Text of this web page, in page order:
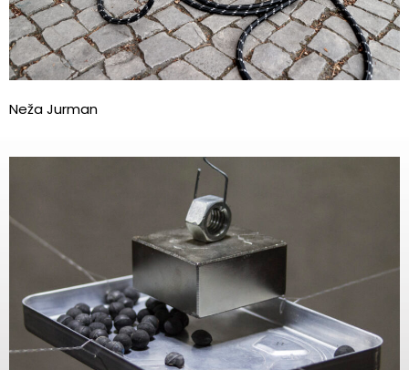
Neža Jurman